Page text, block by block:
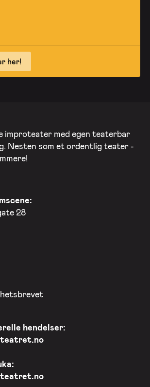
her!
improteater med egen teaterbar
Nesten som et ordentlig teater -
28
hendelser: